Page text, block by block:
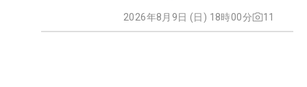
2026年8月9日 (日) 18時00分 11